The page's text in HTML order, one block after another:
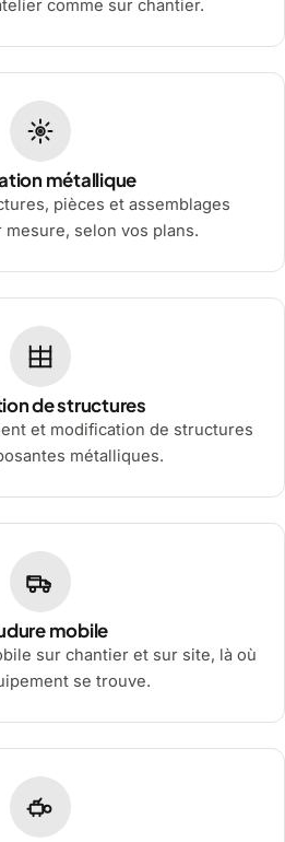
comme sur chantier.
métallique
pièces et assemblages
selon vos plans.
de structures
et modification de structures
métalliques.
mobile
sur chantier et sur site, là où
se trouve.